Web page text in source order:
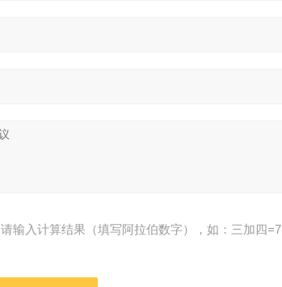
请输入计算结果（填写阿拉伯数字），如：三加四=7